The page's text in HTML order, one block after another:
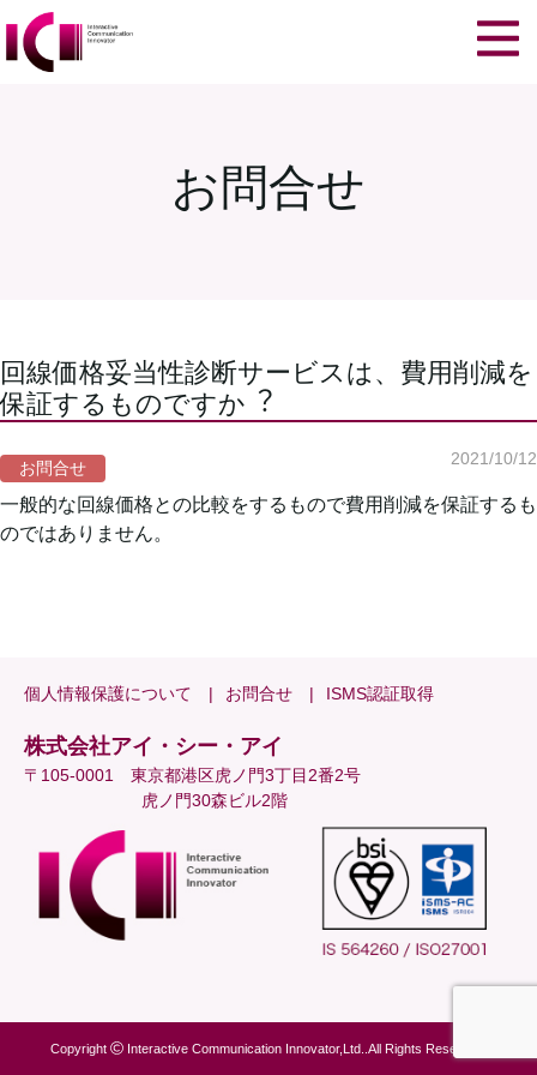
お問合せ
回線価格妥当性診断サービスは、費⽤削減を
保証するものですか︖
お問合せ
2021/10/12
⼀般的な回線価格との⽐較をするもので費⽤削減を保証するも
のではありません。
個人情報保護について お問合せ ISMS認証取得
株式会社アイ・シー・アイ
〒105-0001 東京都港区虎ノ門3丁目2番2号
虎ノ門30森ビル2階
Copyright Interactive Communication Innovator,Ltd..All Rights Reserved.